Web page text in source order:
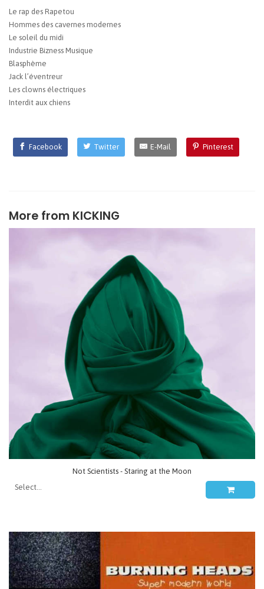
Le rap des Rapetou
Hommes des cavernes modernes
Le soleil du midi
Industrie Bizness Musique
Blasphème
Jack l’éventreur
Les clowns électriques
Interdit aux chiens
Facebook Twitter E-Mail Pinterest
More from KICKING
Not Scientists - Staring at the Moon